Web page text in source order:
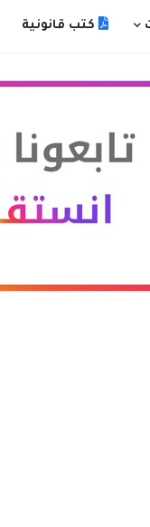
كتب قانونية